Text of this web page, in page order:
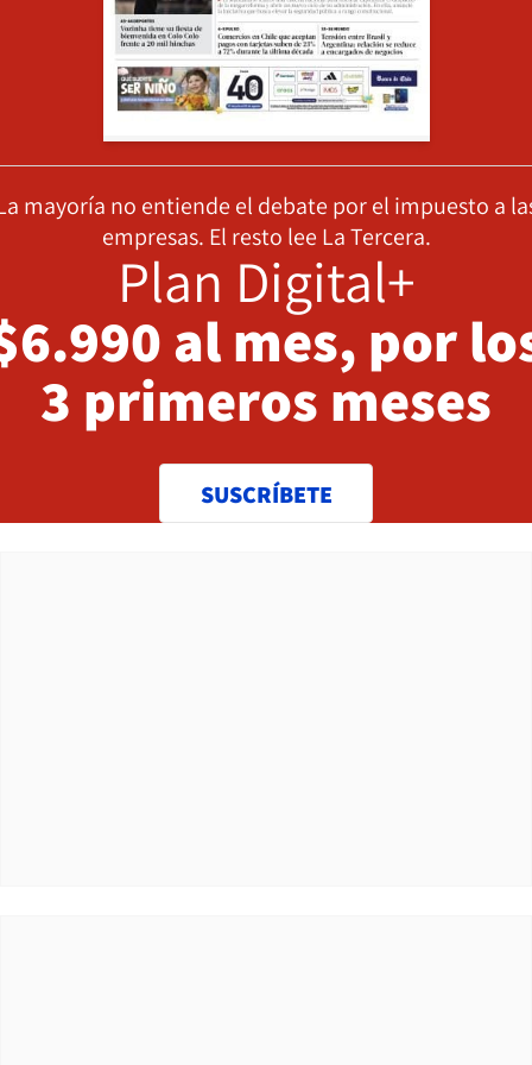
mayoría no entiende el debate por el impuesto a
empresas. El resto lee La Tercera.
Plan Digital+
al mes, por
3 primeros meses
SUSCRÍBETE